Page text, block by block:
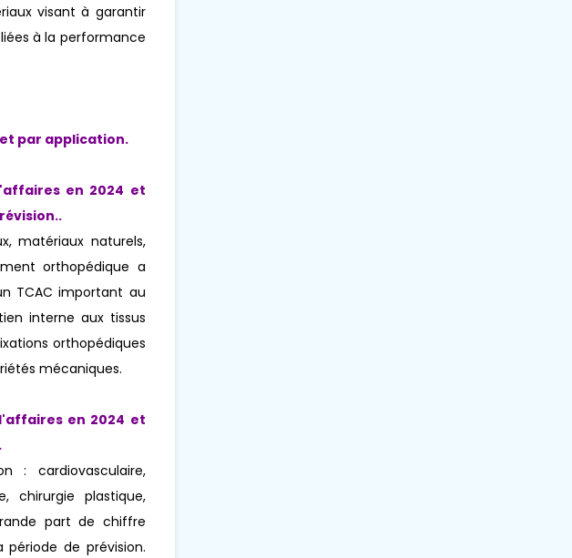
visant à garantir
à la performance
par application.
en 2024 et
.
matériaux naturels,
orthopédique a
TCAC important au
interne aux tissus
orthopédiques
mécaniques.
en 2024 et
.
: cardiovasculaire,
chirurgie plastique,
part de chiffre
de prévision.